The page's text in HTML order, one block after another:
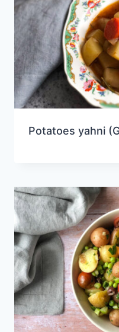
Potatoes yahni